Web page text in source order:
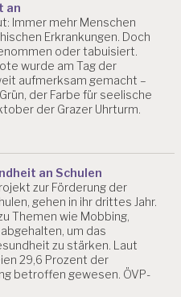
an
Immer mehr Menschen
Erkrankungen. Doch
oder tabuisiert.
wurde am Tag der
aufmerksam gemacht –
der Farbe für seelische
der Grazer Uhrturm.
an Schulen
zur Förderung der
gehen in ihr drittes Jahr.
Themen wie Mobbing,
um das
zu stärken. Laut
29,6 Prozent der
betroffen gewesen. ÖVP-